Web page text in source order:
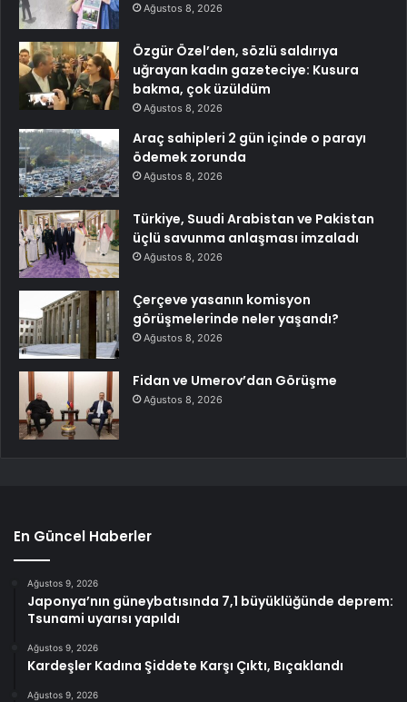
Ağustos 8, 2026
Özgür Özel’den, sözlü saldırıya
uğrayan kadın gazeteciye: Kusura
bakma, çok üzüldüm
Ağustos 8, 2026
Araç sahipleri 2 gün içinde o parayı
ödemek zorunda
Ağustos 8, 2026
Türkiye, Suudi Arabistan ve Pakistan
üçlü savunma anlaşması imzaladı
Ağustos 8, 2026
Çerçeve yasanın komisyon
görüşmelerinde neler yaşandı?
Ağustos 8, 2026
Fidan ve Umerov’dan Görüşme
Ağustos 8, 2026
En Güncel Haberler
Ağustos 9, 2026
Japonya’nın güneybatısında 7,1 büyüklüğünde deprem:
Tsunami uyarısı yapıldı
Ağustos 9, 2026
Kardeşler Kadına Şiddete Karşı Çıktı, Bıçaklandı
Ağustos 9, 2026